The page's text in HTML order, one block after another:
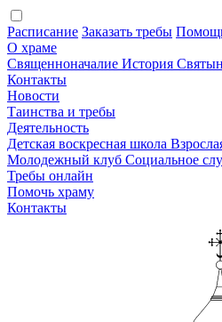
Расписание Заказать требы
О храме
Священноначалие История
Контакты
Новости
Таинства и требы
Деятельность
Детская воскресная школа
Молодежный клуб Социальное
Требы онлайн
Помочь храму
Контакты